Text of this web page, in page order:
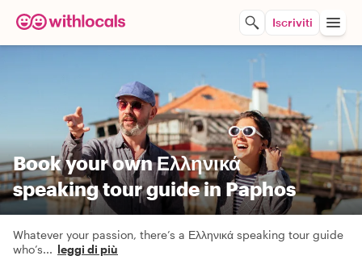
Iscriviti
Book your own Ελληνικά
speaking tour guide in Paphos
Whatever your passion, there’s a Ελληνικά speaking tour guide
who’s... leggi di più